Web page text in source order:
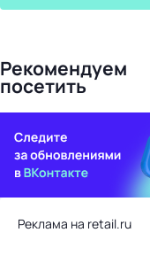
Рекомендуем
посетить
Реклама на retail.ru